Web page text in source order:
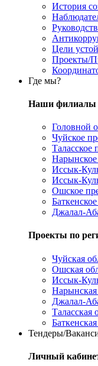
История
Цели
Проекты/
Где мы?
Наши филиалы
Головной
Чуйское
Таласское
Нарынское
Иссык-
Иссык-
Ошское
Джалал-
Проекты по
Чуйская
Ошская
Иссык-
Нарынская
Джалал-
Таласская
Тендеры/
Личный